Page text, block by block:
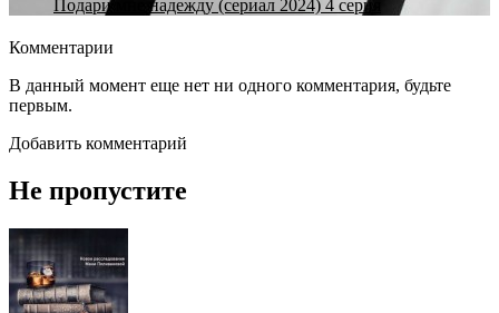
Подари мне надежду (сериал 2024) 4 серия
Комментарии
В данный момент еще нет ни одного комментария, будьте
первым.
Добавить комментарий
Не пропустите